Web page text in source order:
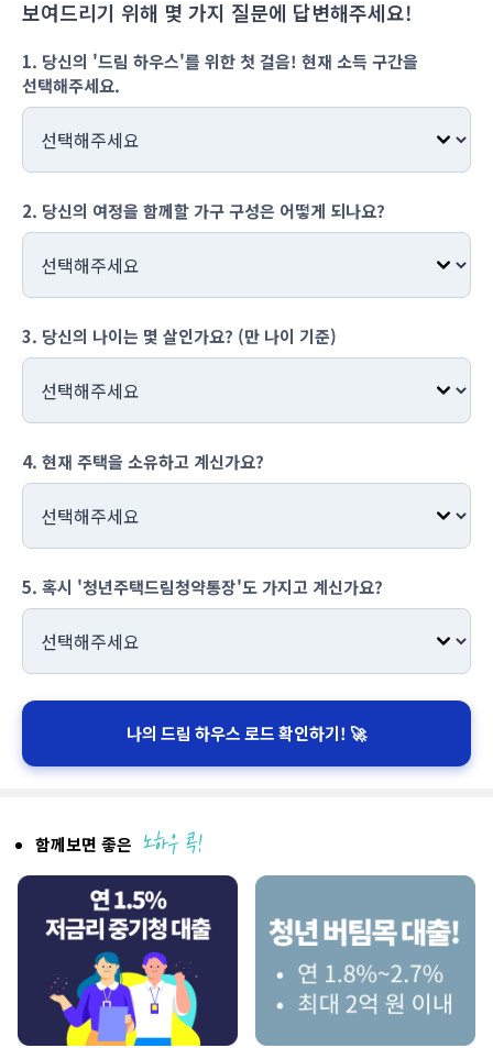
보여드리기 위해 몇 가지 질문에 답변해주세요!
1. 당신의 '드림 하우스'를 위한 첫 걸음! 현재 소득 구간을
선택해주세요.
2. 당신의 여정을 함께할 가구 구성은 어떻게 되나요?
3. 당신의 나이는 몇 살인가요? (만 나이 기준)
4. 현재 주택을 소유하고 계신가요?
5. 혹시 '청년주택드림청약통장'도 가지고 계신가요?
나의 드림 하우스 로드 확인하기! 🚀
함께보면 좋은